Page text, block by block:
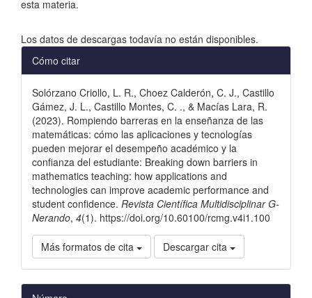
esta materia.
Los datos de descargas todavía no están disponibles.
Detalles
del
artículo
Cómo citar
Solórzano Criollo, L. R., Choez Calderón, C. J., Castillo
Gámez, J. L., Castillo Montes, C. ., & Macías Lara, R.
(2023). Rompiendo barreras en la enseñanza de las
matemáticas: cómo las aplicaciones y tecnologías
pueden mejorar el desempeño académico y la
confianza del estudiante: Breaking down barriers in
mathematics teaching: how applications and
technologies can improve academic performance and
student confidence. Revista Científica Multidisciplinar G-
Nerando, 4(1). https://doi.org/10.60100/rcmg.v4i1.100
Más formatos de cita Descargar cita